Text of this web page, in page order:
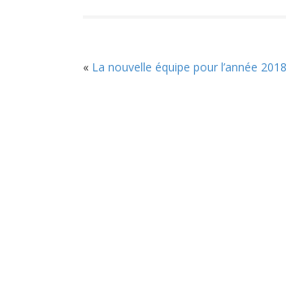
« La nouvelle équipe pour l’année